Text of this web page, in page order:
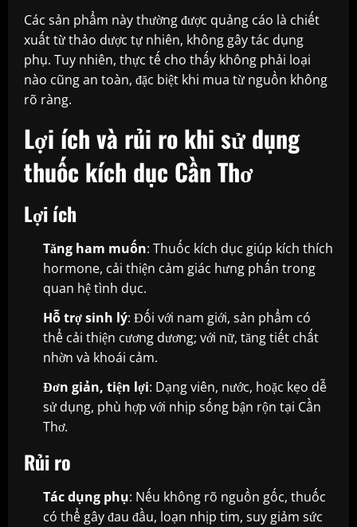
Các sản phẩm này thường được quảng cáo là chiết
xuất từ thảo dược tự nhiên, không gây tác dụng
phụ. Tuy nhiên, thực tế cho thấy không phải loại
nào cũng an toàn, đặc biệt khi mua từ nguồn không
rõ ràng.
Lợi ích và rủi ro khi sử dụng
thuốc kích dục Cần Thơ
Lợi ích
Tăng ham muốn: Thuốc kích dục giúp kích thích
hormone, cải thiện cảm giác hưng phấn trong
quan hệ tình dục.
Hỗ trợ sinh lý: Đối với nam giới, sản phẩm có
thể cải thiện cương dương; với nữ, tăng tiết chất
nhờn và khoái cảm.
Đơn giản, tiện lợi: Dạng viên, nước, hoặc kẹo dễ
sử dụng, phù hợp với nhịp sống bận rộn tại Cần
Thơ.
Rủi ro
Tác dụng phụ: Nếu không rõ nguồn gốc, thuốc
có thể gây đau đầu, loạn nhịp tim, suy giảm sức